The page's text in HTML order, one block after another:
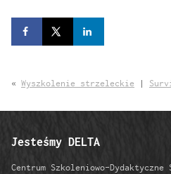
« Wyszkolenie strzeleckie |
Jesteśmy DELTA
Centrum Szkoleniowo-Dydaktyczne